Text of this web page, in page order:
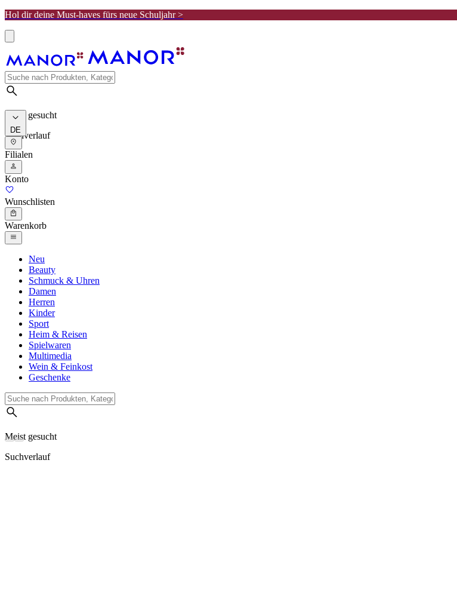
Hol dir deine Must-haves fürs neue Schuljahr >
Meist gesucht
Suchverlauf
DE
Filialen
Konto
Wunschlisten
Warenkorb
Neu
Beauty
Schmuck & Uhren
Damen
Herren
Kinder
Sport
Heim & Reisen
Spielwaren
Multimedia
Wein & Feinkost
Geschenke
Meist gesucht
Suchverlauf